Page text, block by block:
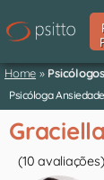
Home » Psicólogos
Psicóloga
(10 avaliações)